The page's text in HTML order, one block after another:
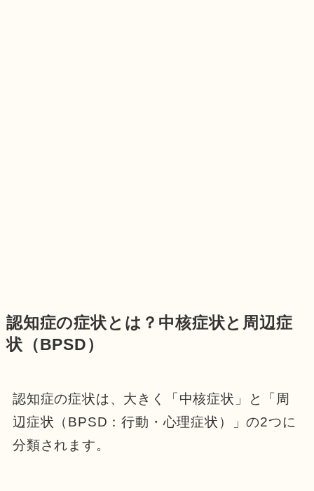
認知症の症状とは？中核症状と周辺症
状（BPSD）
認知症の症状は、大きく「中核症状」と「周
辺症状（BPSD：行動・心理症状）」の2つに
分類されます。